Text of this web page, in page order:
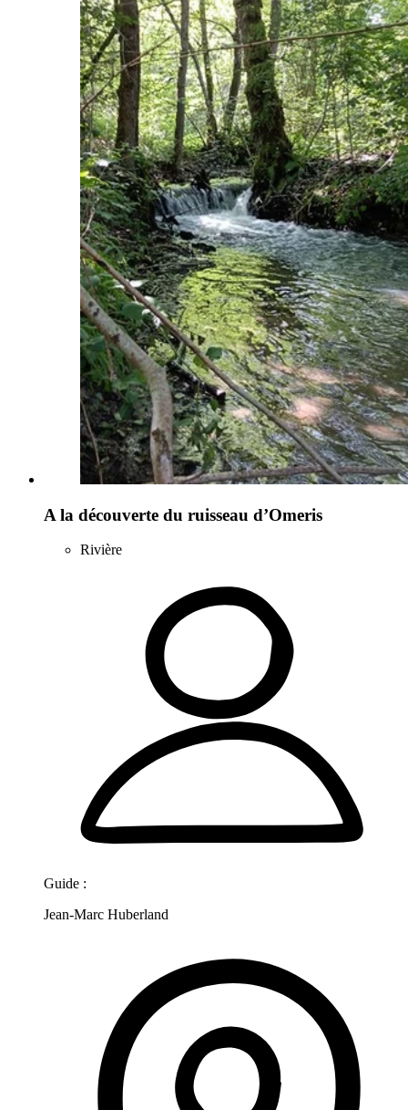
A la découverte du ruisseau d’Omeris
Rivière
Guide :
Jean-Marc Huberland